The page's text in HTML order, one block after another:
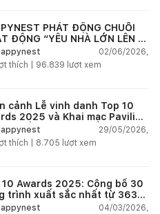
PHÁT ĐỘNG CHUỖI
ĐỘNG “YÊU NHÀ LỚN LÊN -
GROWING HOME”
02/06/2026,
thích | 96.839 lượt xem
cảnh Lễ vinh danh Top 10
2025 và Khai mạc Pavilion
buồm”
29/05/2026,
thích | 8.705 lượt xem
10 Awards 2025: Công bố 30
trình xuất sắc nhất từ 363
dự thi trên toàn quốc04/03/2026,